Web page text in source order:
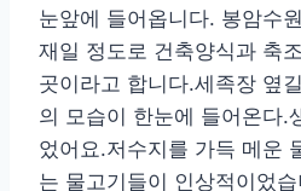
눈앞에 들어옵니다. 봉암수
재일 정도로 건축양식과 축
곳이라고 합니다.세족장 옆
의 모습이 한눈에 들어온다.
었어요.저수지를 가득 메운
는 물고기들이 인상적이었